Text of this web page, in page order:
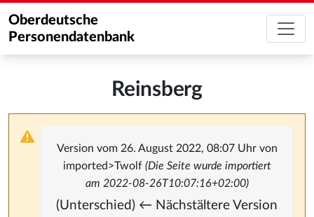
Oberdeutsche
Personendatenbank
Reinsberg
Version vom 26. August 2022, 08:07 Uhr von
imported>Twolf (Die Seite wurde importiert
am 2022-08-26T10:07:16+02:00)
(Unterschied) ← Nächstältere Version